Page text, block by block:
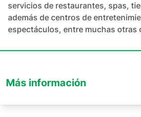
servicios de restaurantes, spas,
además de centros de
espectáculos, entre muchas otras
Más información